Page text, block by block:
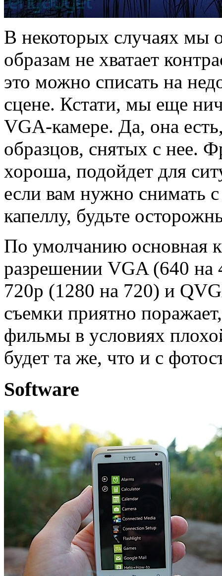
В некоторых случаях мы
образам не хватает
это можно списать на
сцене. Кстати, мы еще
VGA-камере. Да, она
образцов, снятых с нее.
хороша, подойдет для
если вам нужно снимать
капеллу, будьте
По умолчанию основная
разрешении VGA (640 на
720p (1280 на 720) и
съемки приятно
фильмы в условиях
будет та же, что и с
Software